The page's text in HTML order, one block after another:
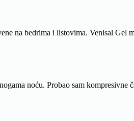
na bedrima i listovima. Venisal
noću. Probao sam